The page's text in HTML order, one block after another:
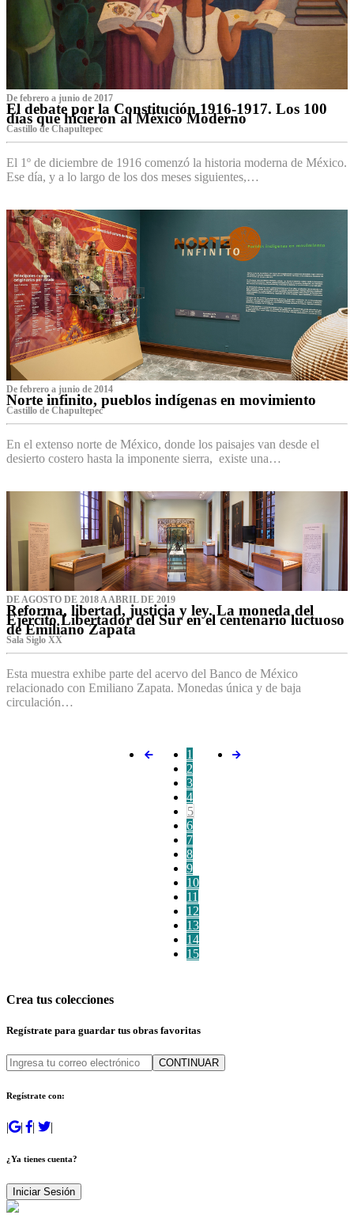
De febrero a junio de 2017
El debate por la Constitución 1916-1917. Los 100
días que hicieron al México Moderno
Castillo de Chapultepec
El 1º de diciembre de 1916 comenzó la historia moderna de México.
Ese día, y a lo largo de los dos meses siguientes,…
De febrero a junio de 2014
Norte infinito, pueblos indígenas en movimiento
Castillo de Chapultepec
En el extenso norte de México, donde los paisajes van desde el
desierto costero hasta la imponente sierra, existe una…
DE AGOSTO DE 2018 A ABRIL DE 2019
Reforma, libertad, justicia y ley. La moneda del
Ejército Libertador del Sur en el centenario luctuoso
de Emiliano Zapata
Sala Siglo XX
Esta muestra exhibe parte del acervo del Banco de México
relacionado con Emiliano Zapata. Monedas única y de baja
circulación…
1
2
3
4
5
6
7
8
9
10
11
12
13
14
15
Crea tus colecciones
Regístrate para guardar tus obras favoritas
CONTINUAR
Regístrate con:
| | | |
¿Ya tienes cuenta?
Iniciar Sesión